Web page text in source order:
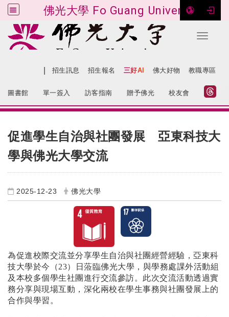
佛光大學 Fo Guang University
Toggle
跳到主要內容
招生訊息 招生報名 三好AI 佛大好物 教職專區
圖書館 單一簽入 訪客指南 贈予佛光 校友會
促進學生自治與社團發展 亞東科技大
學與佛光大學交流
2025-12-23 佛光大學
為促進校際交流並分享學生自治與社團經營經驗，亞東科
技大學於今（23）日蒞臨佛光大學，與學務處課外活動組
及本校多個學生社團進行交流參訪。此次交流活動透過實
務分享與現場互動，深化兩校在學生事務與社團發展上的
合作與學習。